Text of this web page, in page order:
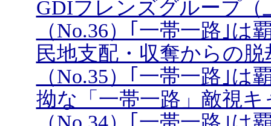
GDIフレンズグループ（
（No.36）｢一帯一路｣
民地支配・収奪からの
（No.35）｢一帯一路｣
拗な「一帯一路」敵視